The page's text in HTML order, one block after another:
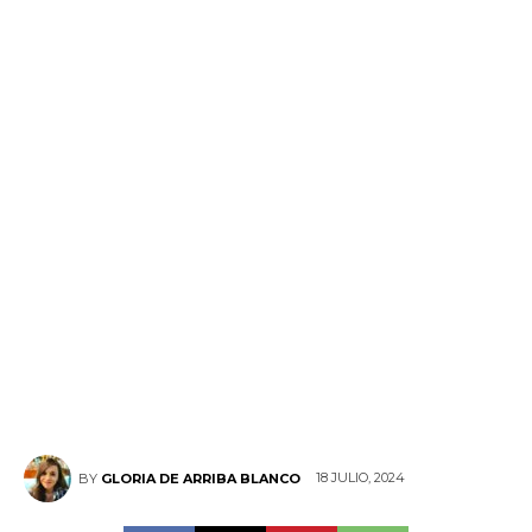
BY GLORIA DE ARRIBA BLANCO 18 JULIO, 2024